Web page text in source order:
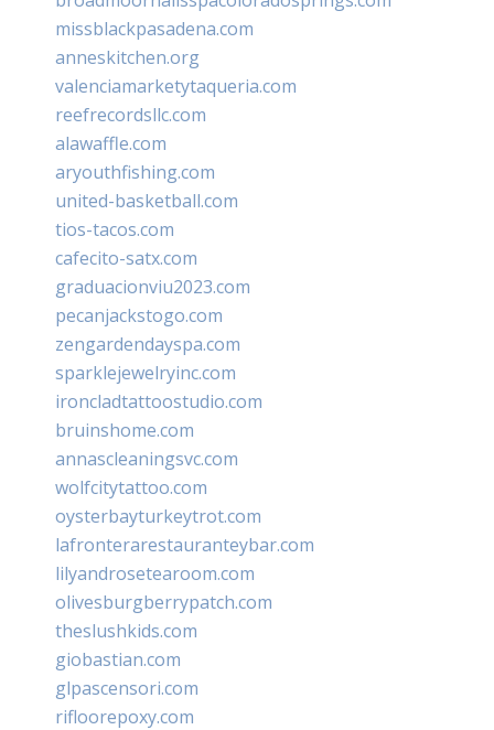
missblackpasadena.com
anneskitchen.org
valenciamarketytaqueria.com
reefrecordsllc.com
alawaffle.com
aryouthfishing.com
united-basketball.com
tios-tacos.com
cafecito-satx.com
graduacionviu2023.com
pecanjackstogo.com
zengardendayspa.com
sparklejewelryinc.com
ironcladtattoostudio.com
bruinshome.com
annascleaningsvc.com
wolfcitytattoo.com
oysterbayturkeytrot.com
lafronterarestauranteybar.com
lilyandrosetearoom.com
olivesburgberrypatch.com
theslushkids.com
giobastian.com
glpascensori.com
rifloorepoxy.com